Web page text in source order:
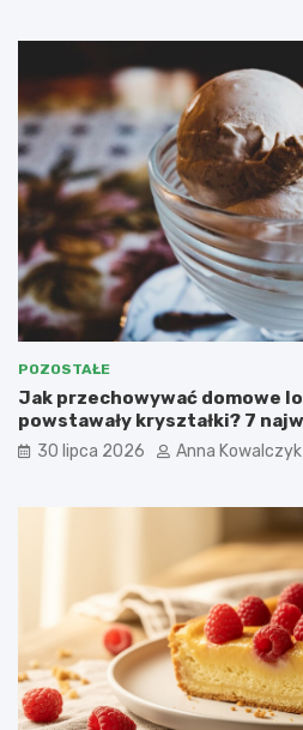
POZOSTAŁE
Jak przechowywać domowe
powstawały kryształki? 7
30 lipca 2026 Anna Kowalczyk